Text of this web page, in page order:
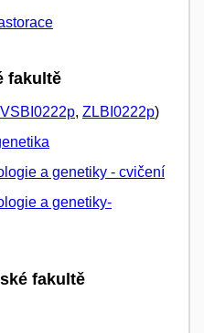
fakultě
VSBI0222p, ZLBI0222p)
a genetiky - cvičení
a genetiky-
fakultě